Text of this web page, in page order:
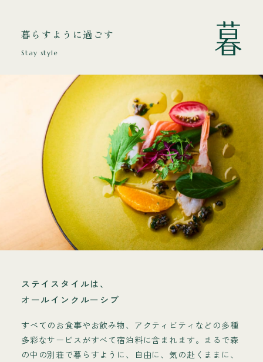
暮らすように過ごす
Stay style
ステイスタイルは、
オールインクルーシブ
すべてのお食事やお飲み物、アクティビティなどの多種
多彩なサービスがすべて宿泊料に含まれます。まるで森
の中の別荘で暮らすように、自由に、気の赴くままに、